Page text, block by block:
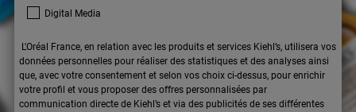
Digital Media
L'Oréal France, en relation avec les produits et services Kiehl’s, utilisera vos
données personnelles pour réaliser des statistiques et des analyses ainsi
que, avec votre consentement et selon vos choix ci-dessus, pour enrichir
votre profil et vous proposer des offres personnalisées par
communication directe de Kiehl’s et via des publicités de ses différentes